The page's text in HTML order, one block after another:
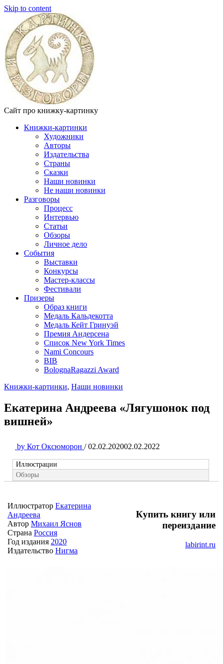
Skip to content
Сайт про книжку-картинку
Книжки-картинки
Художники
Авторы
Издательства
Страны
Сказки
Наши новинки
Не наши новинки
Разговоры
Процесс
Интервью
Статьи
Обзоры
Личное дело
События
Выставки
Конкурсы
Мастер-классы
Фестивали
Призеры
Образ книги
Медаль Кальдекотта
Медаль Кейт Гринуэй
Премия Андерсена
Список New York Times
Nami Concours
BIB
BolognaRagazzi Award
Книжки-картинки, Наши новинки
Екатерина Андреева «Лягушонок под
вишней»
by Кот Оксюморон / 02.02.202002.02.2022
Иллюстрации
Обзоры
Иллюстратор Екатерина
Андреева
Автор Михаил Яснов
Страна Россия
Год издания 2020
Издательство Нигма
Купить книгу или
переиздание
labirint.ru